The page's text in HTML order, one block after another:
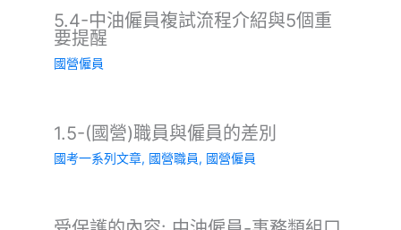
5.4-中油僱員複試流程介紹與5個重
要提醒
國營僱員
1.5-(國營)職員與僱員的差別
國考一系列文章, 國營職員, 國營僱員